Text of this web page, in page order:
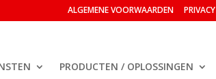
ALGEMENE VOORWAARDEN PRIVACY
PRODUCTEN / OPLOSSINGEN